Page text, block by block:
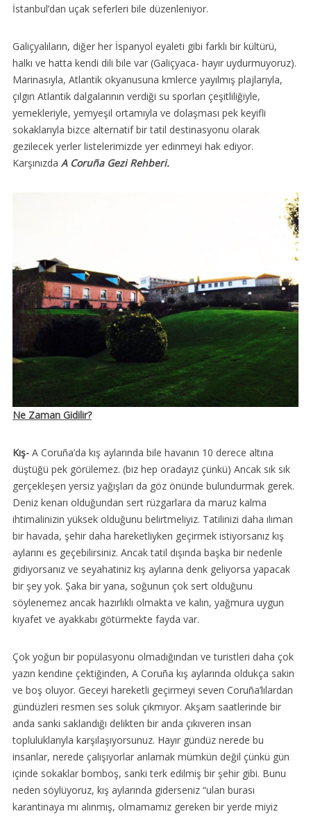
İstanbul’dan uçak seferleri bile düzenleniyor.
Galiçyalıların, diğer her İspanyol eyaleti gibi farklı bir kültürü,
halkı ve hatta kendi dili bile var (Galiçyaca- hayır uydurmuyoruz).
Marinasıyla, Atlantik okyanusuna kmlerce yayılmış plajlarıyla,
çılgın Atlantik dalgalarının verdiği su sporları çeşitliliğiyle,
yemekleriyle, yemyeşil ortamıyla ve dolaşması pek keyifli
sokaklarıyla bizce alternatif bir tatil destinasyonu olarak
gezilecek yerler listelerimizde yer edinmeyi hak ediyor.
Karşınızda A Coruña Gezi Rehberi.
Ne Zaman Gidilir?
Kış-A Coruña’da kış aylarında bile havanın 10 derece altına
düştüğü pek görülemez. (biz hep oradayız çünkü) Ancak sık sık
gerçekleşen yersiz yağışları da göz önünde bulundurmak gerek.
Deniz kenarı olduğundan sert rüzgarlara da maruz kalma
ihtimalinizin yüksek olduğunu belirtmeliyiz. Tatilinizi daha ılıman
bir havada, şehir daha hareketliyken geçirmek istiyorsanız kış
aylarını es geçebilirsiniz. Ancak tatil dışında başka bir nedenle
gidiyorsanız ve seyahatiniz kış aylarına denk geliyorsa yapacak
bir şey yok. Şaka bir yana, soğunun çok sert olduğunu
söylenemez ancak hazırlıklı olmakta ve kalın, yağmura uygun
kıyafet ve ayakkabı götürmekte fayda var.
Çok yoğun bir popülasyonu olmadığından ve turistleri daha çok
yazın kendine çektiğinden, A Coruña kış aylarında oldukça sakin
ve boş oluyor. Geceyi hareketli geçirmeyi seven Coruña’lılardan
gündüzleri resmen ses soluk çıkmıyor. Akşam saatlerinde bir
anda sanki saklandığı delikten bir anda çıkıveren insan
topluluklarıyla karşılaşıyorsunuz. Hayır gündüz nerede bu
insanlar, nerede çalışıyorlar anlamak mümkün değil çünkü gün
içinde sokaklar bomboş, sanki terk edilmiş bir şehir gibi. Bunu
neden söylüyoruz, kış aylarında giderseniz “ulan burası
karantinaya mı alınmış, olmamamız gereken bir yerde miyiz